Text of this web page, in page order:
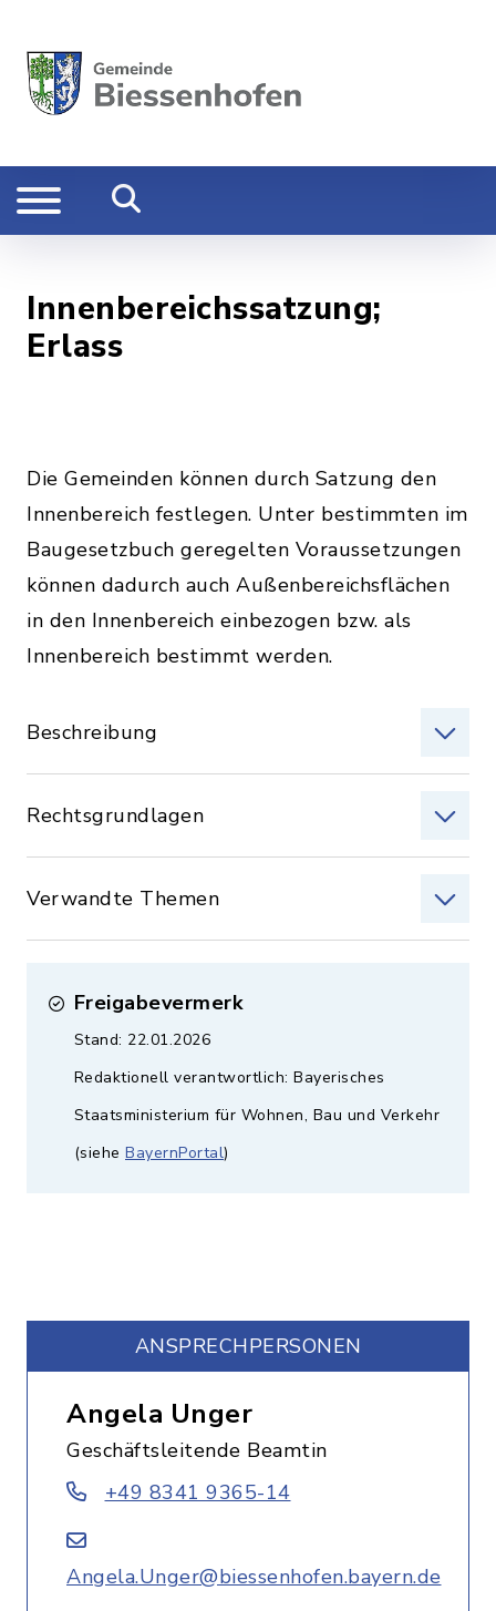
Innenbereichssatzung;
Erlass
Die Gemeinden können durch Satzung den
Innenbereich festlegen. Unter bestimmten im
Baugesetzbuch geregelten Voraussetzungen
können dadurch auch Außenbereichsflächen
in den Innenbereich einbezogen bzw. als
Innenbereich bestimmt werden.
Beschreibung
Rechtsgrundlagen
Verwandte Themen
Freigabevermerk
Stand: 22.01.2026
Redaktionell verantwortlich: Bayerisches
Staatsministerium für Wohnen, Bau und Verkehr
(siehe BayernPortal)
ANSPRECHPERSONEN
Angela Unger
Geschäftsleitende Beamtin
+49 8341 9365-14
Angela.Unger@biessenhofen.bayern.de